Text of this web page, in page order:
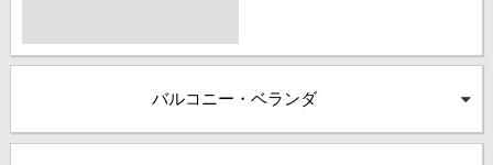
バルコニー・ベランダ